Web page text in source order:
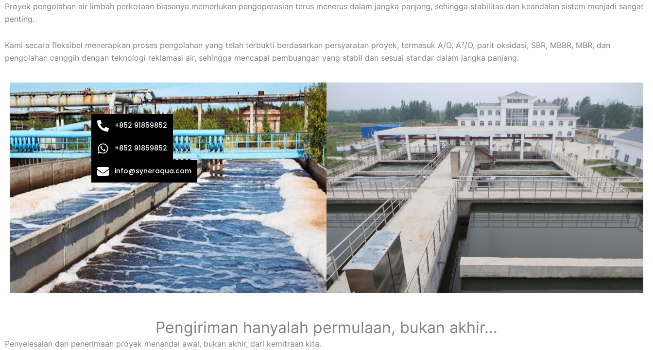
Proyek pengolahan air limbah perkotaan biasanya memerlukan pengoperasian terus menerus dalam jangka panjang, sehingga stabilitas dan keandalan sistem menjadi sangat
penting.
Kami secara fleksibel menerapkan proses pengolahan yang telah terbukti berdasarkan persyaratan proyek, termasuk A/O, A²/O, parit oksidasi, SBR, MBBR, MBR, dan
pengolahan canggih dengan teknologi reklamasi air, sehingga mencapai pembuangan yang stabil dan sesuai standar dalam jangka panjang.
Pengiriman hanyalah permulaan, bukan akhir...
Penyelesaian dan penerimaan proyek menandai awal, bukan akhir, dari kemitraan kita.
+852 91859852
+852 91859852
info@syneraqua.com